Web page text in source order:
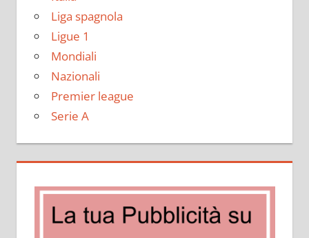
Liga spagnola
Ligue 1
Mondiali
Nazionali
Premier league
Serie A